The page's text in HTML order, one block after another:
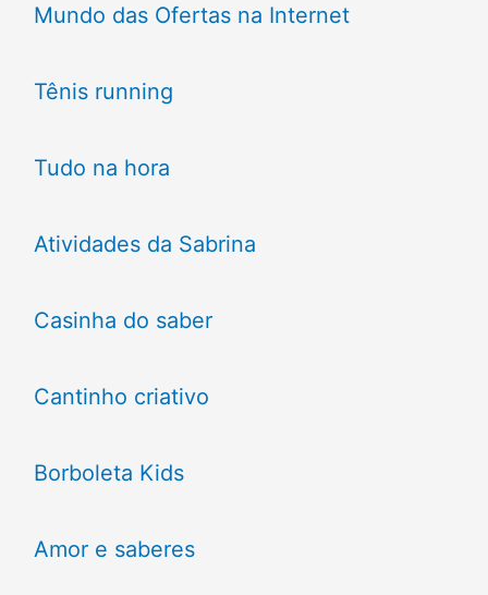
Mundo das Ofertas na Internet
Tênis running
Tudo na hora
Atividades da Sabrina
Casinha do saber
Cantinho criativo
Borboleta Kids
Amor e saberes